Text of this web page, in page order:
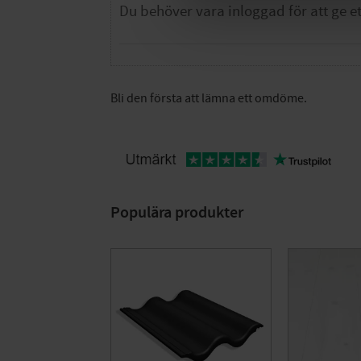
Bli den första att lämna ett omdöme.
Populära produkter